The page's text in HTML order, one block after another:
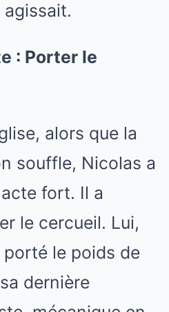
: Porter le
alors que la
souffle, Nicolas a
fort. Il a
le cercueil. Lui,
porté le poids de
dernière